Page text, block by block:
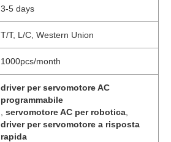
3-5 days
T/T, L/C, Western Union
1000pcs/month
driver per servomotore AC
programmabile
,servomotore AC per robotica
driver per servomotore a risposta
rapida